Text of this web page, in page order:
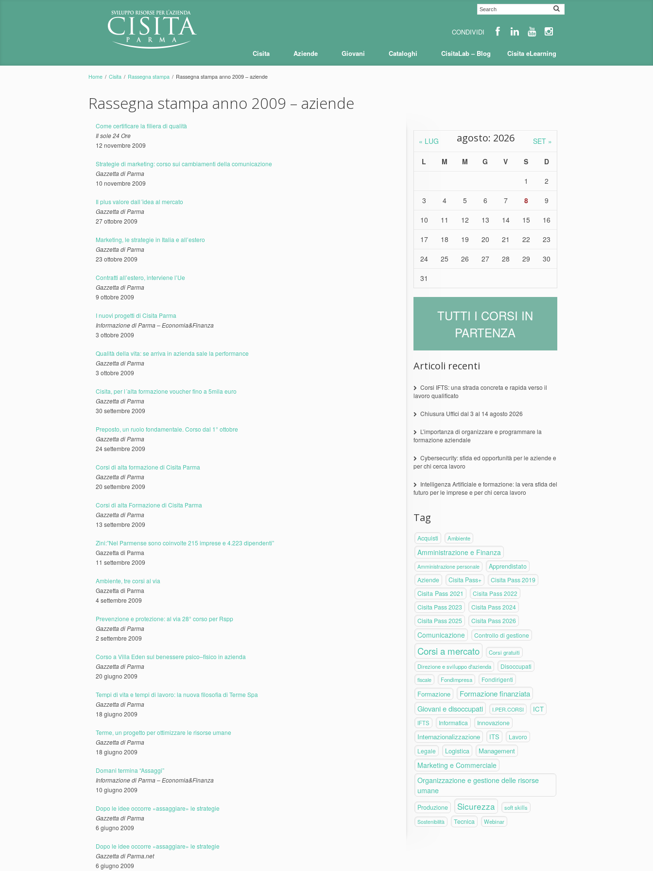
Cisita Aziende Giovani Cataloghi CisitaLab – Blog Cisita eLearning
Home / Cisita / Rassegna stampa / Rassegna stampa anno 2009 – aziende
Rassegna stampa anno 2009 – aziende
Come certificare la filiera di qualità
Il sole 24 Ore
12 novembre 2009
Strategie di marketing: corso sui cambiamenti della comunicazione
Gazzetta di Parma
10 novembre 2009
Il plus valore dall´idea al mercato
Gazzetta di Parma
27 ottobre 2009
Marketing, le strategie in Italia e all’estero
Gazzetta di Parma
23 ottobre 2009
Contratti all’estero, interviene l’Ue
Gazzetta di Parma
9 ottobre 2009
I nuovi progetti di Cisita Parma
Informazione di Parma – Economia&Finanza
3 ottobre 2009
Qualità della vita: se arriva in azienda sale la performance
Gazzetta di Parma
3 ottobre 2009
Cisita, per l´alta formazione voucher fino a 5mila euro
Gazzetta di Parma
30 settembre 2009
Preposto, un ruolo fondamentale. Corso dal 1° ottobre
Gazzetta di Parma
24 settembre 2009
Corsi di alta formazione di Cisita Parma
Gazzetta di Parma
20 settembre 2009
Corsi di alta Formazione di Cisita Parma
Gazzetta di Parma
13 settembre 2009
Zini:”Nel Parmense sono coinvolte 215 imprese e 4.223 dipendenti”
Gazzetta di Parma
11 settembre 2009
Ambiente, tre corsi al via
Gazzetta di Parma
4 settembre 2009
Prevenzione e protezione: al via 28° corso per Rspp
Gazzetta di Parma
2 settembre 2009
Corso a Villa Eden sul benessere psico–fisico in azienda
Gazzetta di Parma
20 giugno 2009
Tempi di vita e tempi di lavoro: la nuova filosofia di Terme Spa
Gazzetta di Parma
18 giugno 2009
Terme, un progetto per ottimizzare le risorse umane
Gazzetta di Parma
18 giugno 2009
Domani termina “Assaggi”
Informazione di Parma – Economia&Finanza
10 giugno 2009
Dopo le idee occorre «assaggiare» le strategie
Gazzetta di Parma
6 giugno 2009
Dopo le idee occorre «assaggiare» le strategie
Gazzetta di Parma.net
6 giugno 2009
« LUG SET »
agosto: 2026
L M M G V S
D
1
2
3
4 5 6 7 8
9
10
11 12 13 14 15
16
17
18 19 20 21 22
23
24
25 26 27 28 29
30
31
TUTTI I CORSI IN
PARTENZA
Articoli recenti
Corsi IFTS: una strada concreta e rapida verso il
lavoro qualificato
Chiusura Uffici dal 3 al 14 agosto 2026
L’importanza di organizzare e programmare la
formazione aziendale
Cybersecurity: sfida ed opportunità per le aziende e
per chi cerca lavoro
Intelligenza Artificiale e formazione: la vera sfida del
futuro per le imprese e per chi cerca lavoro
Tag
Acquisti Ambiente
Amministrazione e Finanza
Amministrazione personale
Apprendistato
Aziende
Cisita Pass+
Cisita Pass 2019
Cisita Pass 2021
Cisita Pass 2022
Cisita Pass 2023 Cisita Pass 2024
Cisita Pass 2025 Cisita Pass 2026
Comunicazione Controllo di gestione
Corsi a mercato
Corsi gratuiti
Direzione e sviluppo d'azienda
Disoccupati
fiscale Fondimpresa Fondirigenti
Formazione
Formazione finanziata
Giovani e disoccupati
I.PER.CORSI ICT
IFTS Informatica Innovazione
Internazionalizzazione ITS
Lavoro
Legale
Logistica Management
Marketing e Commerciale
Organizzazione e gestione delle risorse
umane
Produzione Sicurezza soft skills
Sostenibilità Tecnica Webinar